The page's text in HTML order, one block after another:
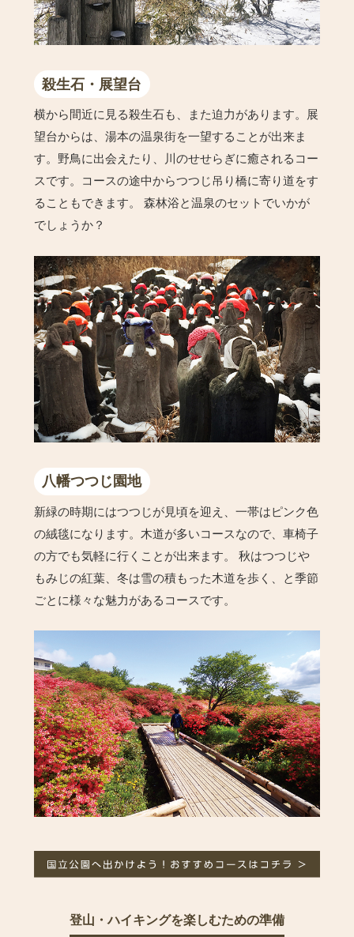
殺生石・展望台
横から間近に見る殺生石も、また迫力があります。展
望台からは、湯本の温泉街を一望することが出来ま
す。野鳥に出会えたり、川のせせらぎに癒されるコー
スです。コースの途中からつつじ吊り橋に寄り道をす
ることもできます。 森林浴と温泉のセットでいかが
でしょうか？
八幡つつじ園地
新緑の時期にはつつじが見頃を迎え、一帯はピンク色
の絨毯になります。木道が多いコースなので、車椅子
の方でも気軽に行くことが出来ます。 秋はつつじや
もみじの紅葉、冬は雪の積もった木道を歩く、と季節
ごとに様々な魅力があるコースです。
登山・ハイキングを楽しむための準備